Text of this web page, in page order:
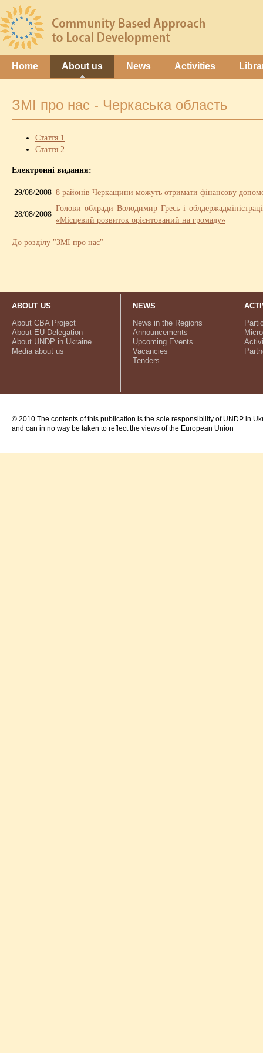
Home About us News Activities
ЗМІ про нас - Черкаська область
Стаття 1
Стаття 2
Електронні видання:
29/08/2008 8 районів Черкащини можуть отримати фінансову
28/08/2008
Голови облради Володимир Гресь і
«Місцевий розвиток орієнтований на громаду»
До розділу "ЗМІ про нас"
ABOUT US
About CBA Project
About EU Delegation
About UNDP in Ukraine
Media about us
NEWS
News in the Regions
Announcements
Upcoming Events
Vacancies
Tenders
© 2010 The contents of this publication is the sole responsibility of UNDP in
and can in no way be taken to reflect the views of the European Union